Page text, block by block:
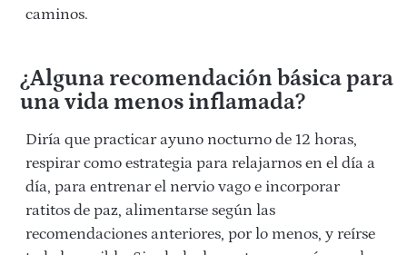
caminos.
¿Alguna recomendación básica para
una vida menos inflamada?
Diría que practicar ayuno nocturno de 12 horas,
respirar como estrategia para relajarnos en el día a
día, para entrenar el nervio vago e incorporar
ratitos de paz, alimentarse según las
recomendaciones anteriores, por lo menos, y reírse